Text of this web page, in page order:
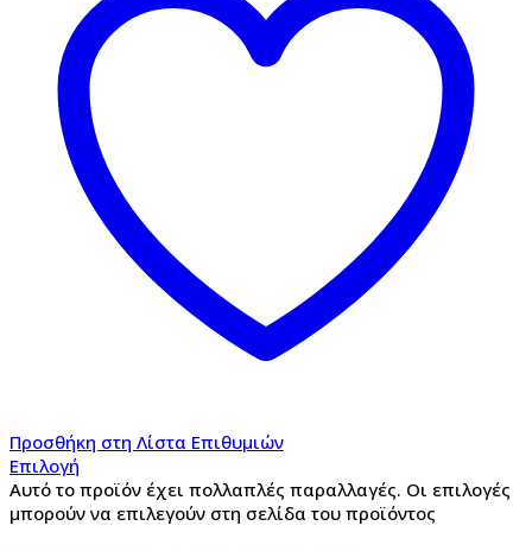
Προσθήκη στη Λίστα Επιθυμιών
Επιλογή
Αυτό το προϊόν έχει πολλαπλές παραλλαγές. Οι επιλογές
μπορούν να επιλεγούν στη σελίδα του προϊόντος